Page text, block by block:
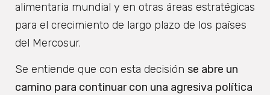
alimentaria mundial y en otras áreas estratégicas
para el crecimiento de largo plazo de los países
del Mercosur.
Se entiende que con esta decisión se abre un
camino para continuar con una agresiva política